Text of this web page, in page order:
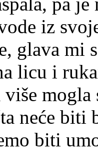
iz
glava mi
licu i
više
neće biti
biti